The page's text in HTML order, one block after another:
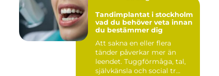
Tandimplantat i stockholm
vad du behöver veta innan
du bestämmer dig
Att sakna en eller flera
tänder påverkar mer än
leendet. Tuggförmåga, tal,
självkänsla och social tr...